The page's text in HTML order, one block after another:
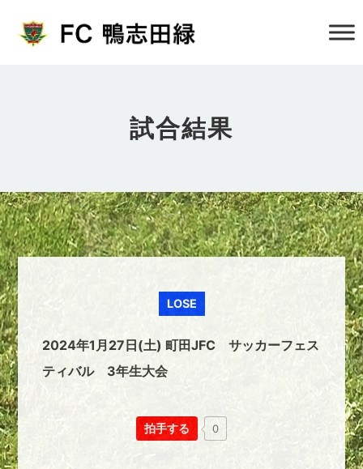
試合結果
LOSE
2024年1月27日(土) 町田JFC サッカーフェス
ティバル 3年生大会
拍手する 0